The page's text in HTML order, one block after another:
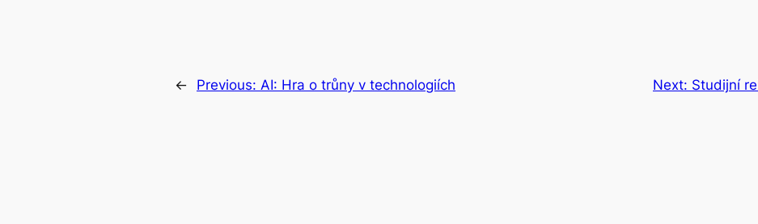
← Previous: AI: Hra o trůny v technologiích Next: Studijní